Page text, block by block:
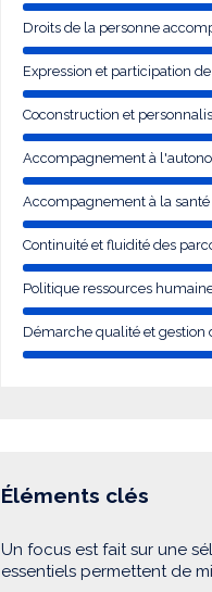
Droits de la personne
Expression et participation
Coconstruction et
Accompagnement à
Accompagnement à la santé
Continuité et fluidité des
Politique ressources
Démarche qualité et gestion
Éléments clés
Un focus est fait sur une
essentiels permettent de